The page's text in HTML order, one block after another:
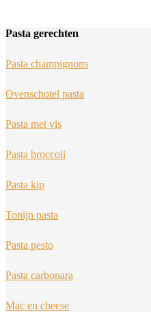
Pasta gerechten
Pasta champignons
Ovenschotel pasta
Pasta met vis
Pasta broccoli
Pasta kip
Tonijn pasta
Pasta pesto
Pasta carbonara
Mac en cheese